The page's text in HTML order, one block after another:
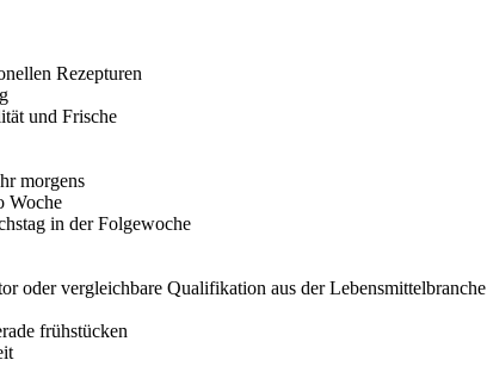
Rezepturen
und Frische
morgens
Woche
in der Folgewoche
oder vergleichbare Qualifikation aus der Lebensmittelbranche
frühstücken